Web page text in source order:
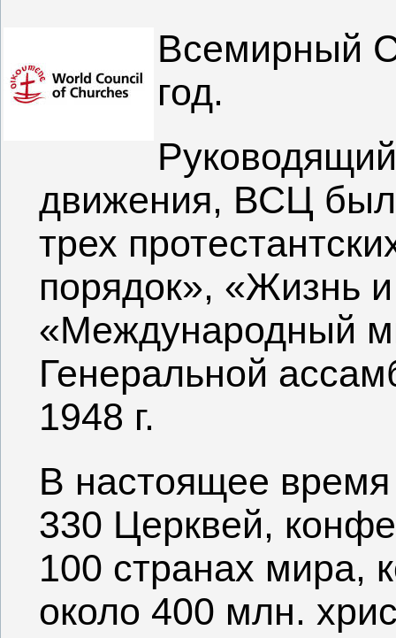
Всемирный
год.
движения, ВСЦ был
трех
порядок», «Жизнь
«Международный
Генеральной
1948 г.
В настоящее
330 Церквей,
100 странах мира,
около 400 млн.